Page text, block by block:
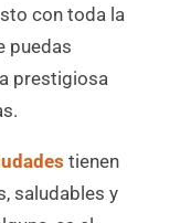
con toda la
puedas
prestigiosa
tienen
saludables y